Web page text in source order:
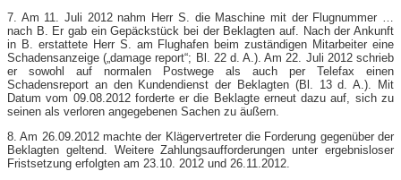
7. Am 11. Juli 2012 nahm Herr S. die Maschine mit der Flugnummer …
nach B. Er gab ein Gepäckstück bei der Beklagten auf. Nach der Ankunft
in B. erstattete Herr S. am Flughafen beim zuständigen Mitarbeiter eine
Schadensanzeige („damage report“; Bl. 22 d. A.). Am 22. Juli 2012 schrieb
er sowohl auf normalen Postwege als auch per Telefax einen
Schadensreport an den Kundendienst der Beklagten (Bl. 13 d. A.). Mit
Datum vom 09.08.2012 forderte er die Beklagte erneut dazu auf, sich zu
seinen als verloren angegebenen Sachen zu äußern.
8. Am 26.09.2012 machte der Klägervertreter die Forderung gegenüber der
Beklagten geltend. Weitere Zahlungsaufforderungen unter ergebnisloser
Fristsetzung erfolgten am 23.10. 2012 und 26.11.2012.